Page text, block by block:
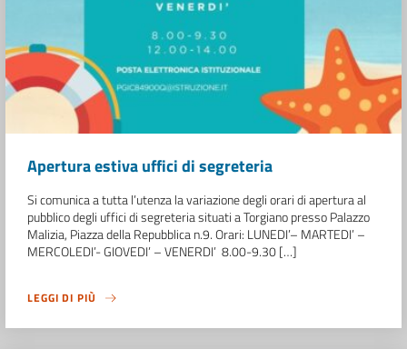
Apertura estiva uffici di segreteria
Si comunica a tutta l’utenza la variazione degli orari di apertura al
pubblico degli uffici di segreteria situati a Torgiano presso Palazzo
Malizia, Piazza della Repubblica n.9. Orari: LUNEDI’– MARTEDI’ –
MERCOLEDI’- GIOVEDI’ – VENERDI’ 8.00-9.30 […]
LEGGI DI PIÙ